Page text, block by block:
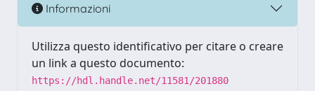
Informazioni
Utilizza questo identificativo per citare o creare
un link a questo documento:
https://hdl.handle.net/11581/201880